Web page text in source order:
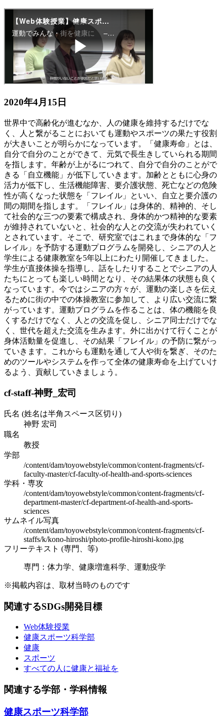
2020年4月15日
世界中で高齢化が進むなか、人の健康を維持するだけでな
く、人と繋がることにおいても運動やスポーツの果たす役割
が大きいことが明らかになっています。「健康寿命」とは、
自分で自分のことができて、元気で長生きしていられる期間
を指します。年齢が上がるにつれて、自分で自分のことがで
きる「自立機能」が低下していきます。加齢とともに心身の
活力が低下し、生活機能障害、要介護状態、死亡などの危険
性が高くなった状態を「フレイル」といい、自立と要介護の
間の期間を指します。「フレイル」は身体的、精神的、そし
て社会的な三つの要素で構成され、身体的かつ精神的な要素
が維持されていないと、社会的な人との交流が失われていく
とされています。そこで、研究室ではこれまで身体的な「フ
レイル」を予防する運動プログラムを開発し、シニアの人と
学生による健康教室を5年以上にわたり開催してきました。
学生が直接体操を指導し、話をしたりすることでシニアの人
たちにとっても楽しい時間となり、その結果体の状態も良く
なっています。今ではシニアの方々が、運動の楽しさを伝え
るために街の中での体操教室に参加して、より広い交流に繋
がっています。運動プログラムを作ることは、体の機能を良
くするだけでなく、人との交流を促し、シニア同士だけでな
く、世代を超えた交流を生みます。外に出かけて行くことが
身体活動量を促進し、その結果「フレイル」の予防に繋がっ
ていきます。これからも運動を通して人や街を繋ぎ、そのた
めのツールやシステムを作って全体の健康寿命を上げていけ
るよう、貢献していきましょう。
cf-staff-神野_宏司
氏名 (姓名は半角スペース区切り)
神野 宏司
職名
教授
学部
/content/dam/toyowebstyle/common/content-fragments/cf-
faculty-master/cf-faculty-of-health-and-sports-sciences
学科・専攻
/content/dam/toyowebstyle/common/content-fragments/cf-
department-master/cf-department-of-health-and-sports-
sciences
サムネイル写真
/content/dam/toyowebstyle/common/content-fragments/cf-
staffs/k/kono-hiroshi/photo-profile-hiroshi-kono.jpg
フリーテキスト (専門、等)
専門：体力学、健康増進科学、運動疫学
※掲載内容は、取材当時のものです
関連するSDGs開発目標
Web体験授業
健康スポーツ科学部
健康
スポーツ
すべての人に健康と福祉を
関連する学部・学科情報
健康スポーツ科学部